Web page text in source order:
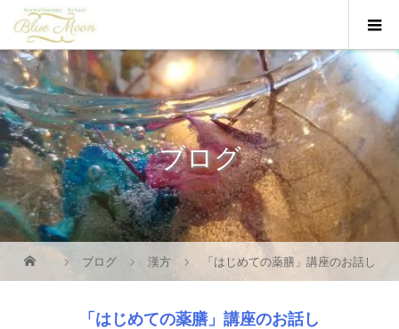
ブログ
ブログ 漢方 「はじめての薬膳」講座のお話し
「はじめての薬膳」講座のお話し